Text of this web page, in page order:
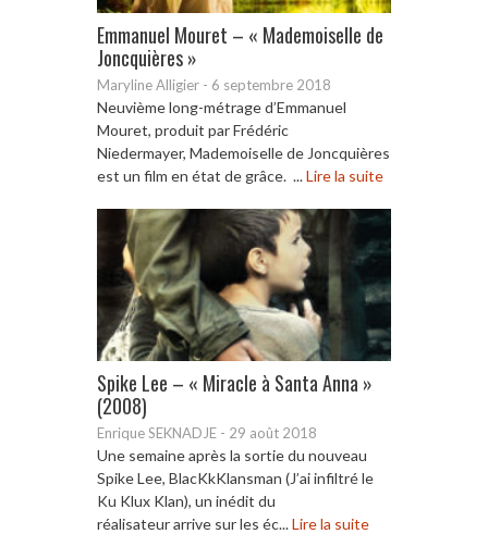
Emmanuel Mouret – « Mademoiselle de
Joncquières »
Maryline Alligier - 6 septembre 2018
Neuvième long-métrage d’Emmanuel
Mouret, produit par Frédéric
Niedermayer, Mademoiselle de Joncquières
est un film en état de grâce. ...Lire la suite
Spike Lee – « Miracle à Santa Anna »
(2008)
Enrique SEKNADJE - 29 août 2018
Une semaine après la sortie du nouveau
Spike Lee, BlacKkKlansman (J’ai infiltré le
Ku Klux Klan), un inédit du
réalisateur arrive sur les éc...Lire la suite